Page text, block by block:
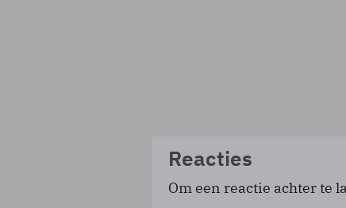
Reacties
Om een reactie achter te